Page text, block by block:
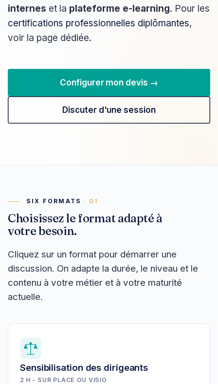
internes et la plateforme e-learning. Pour les
certifications professionnelles diplômantes,
voir la page dédiée.
Configurer mon devis →
Discuter d'une session
SIX FORMATS
Choisissez le format adapté à
votre besoin.
Cliquez sur un format pour démarrer une
discussion. On adapte la durée, le niveau et le
contenu à votre métier et à votre maturité
actuelle.
Sensibilisation des dirigeants
2 H - SUR PLACE OU VISIO